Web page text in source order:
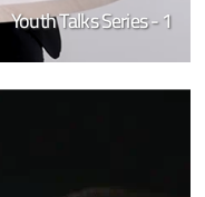
Youth Talks Series - 1